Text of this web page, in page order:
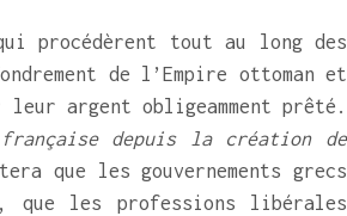
procédèrent tout au long des
de l’Empire ottoman et
argent obligeamment prêté.
française depuis la création de
que les gouvernements grecs
que les professions libérales